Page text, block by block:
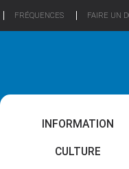
FRÉQUENCES FAIRE UN
INFORMATION
CULTURE